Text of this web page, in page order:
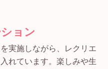
ョン
実施しながら、レクリエ
れています。楽しみや生